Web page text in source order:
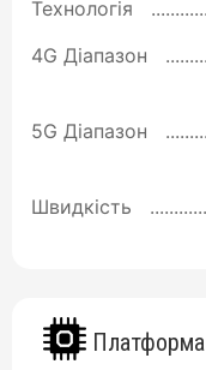
Технологія
4G Діапазон
5G Діапазон
Швидкість
Платформа